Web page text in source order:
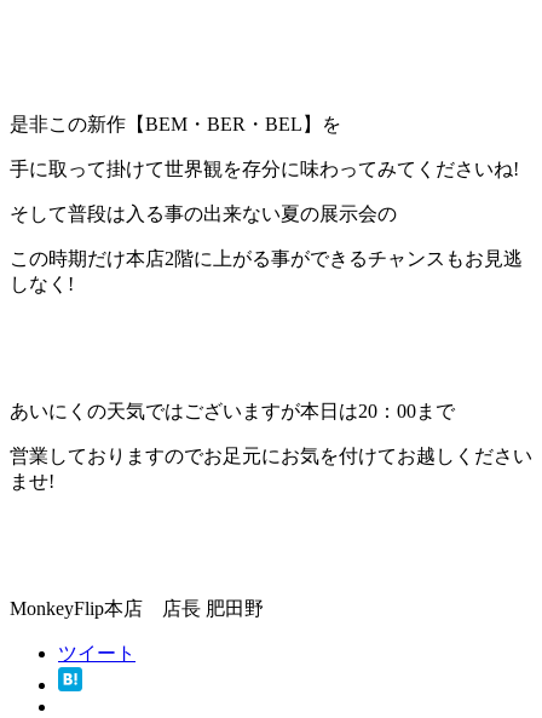
是非この新作【BEM・BER・BEL】を
手に取って掛けて世界観を存分に味わってみてくださいね!
そして普段は入る事の出来ない夏の展示会の
この時期だけ本店2階に上がる事ができるチャンスもお見逃
しなく!
あいにくの天気ではございますが本日は20：00まで
営業しておりますのでお足元にお気を付けてお越しください
ませ!
MonkeyFlip本店 店長 肥田野
ツイート